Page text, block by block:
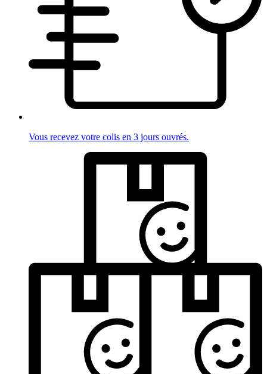
Vous recevez votre colis en 3 jours ouvrés.